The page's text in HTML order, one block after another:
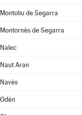
Montoliu de Segarra
Montornès de Segarra
Nalec
Naut Aran
Navès
Odèn